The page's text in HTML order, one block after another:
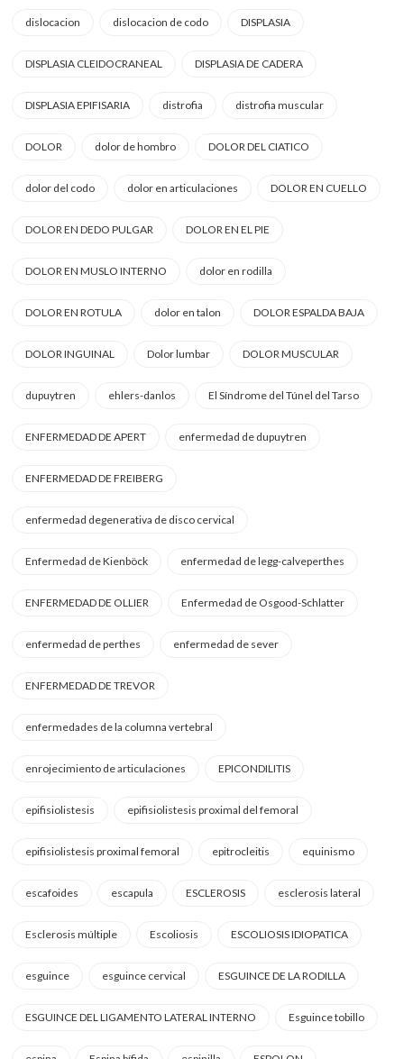
dislocacion dislocacion de codo DISPLASIA
DISPLASIA CLEIDOCRANEAL DISPLASIA DE CADERA
DISPLASIA EPIFISARIA distrofia distrofia muscular
DOLOR dolor de hombro DOLOR DEL CIATICO
dolor del codo dolor en articulaciones DOLOR EN CUELLO
DOLOR EN DEDO PULGAR DOLOR EN EL PIE
DOLOR EN MUSLO INTERNO dolor en rodilla
DOLOR EN ROTULA dolor en talon DOLOR ESPALDA BAJA
DOLOR INGUINAL Dolor lumbar DOLOR MUSCULAR
dupuytren ehlers-danlos El Síndrome del Túnel del Tarso
ENFERMEDAD DE APERT enfermedad de dupuytren
ENFERMEDAD DE FREIBERG
enfermedad degenerativa de disco cervical
Enfermedad de Kienböck enfermedad de legg-calveperthes
ENFERMEDAD DE OLLIER Enfermedad de Osgood-Schlatter
enfermedad de perthes enfermedad de sever
ENFERMEDAD DE TREVOR
enfermedades de la columna vertebral
enrojecimiento de articulaciones EPICONDILITIS
epifisiolistesis epifisiolistesis proximal del femoral
epifisiolistesis proximal femoral epitrocleitis equinismo
escafoides escapula ESCLEROSIS esclerosis lateral
Esclerosis múltiple Escoliosis ESCOLIOSIS IDIOPATICA
esguince esguince cervical ESGUINCE DE LA RODILLA
ESGUINCE DEL LIGAMENTO LATERAL INTERNO Esguince tobillo